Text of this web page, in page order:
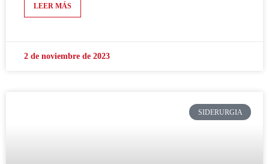
LEER MÁS
2 de noviembre de 2023
SIDERURGIA